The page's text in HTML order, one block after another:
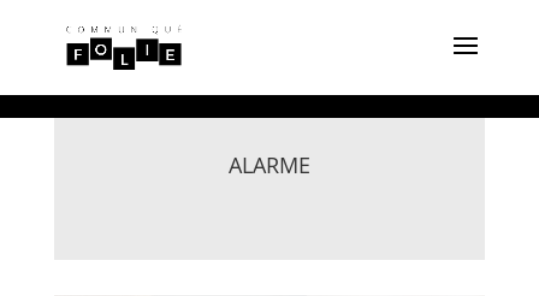
ALARME